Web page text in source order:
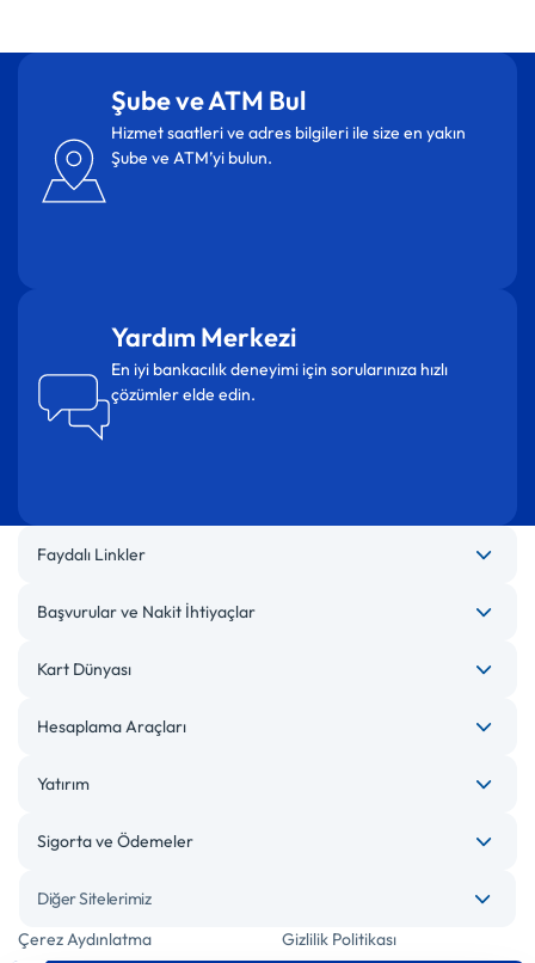
Şube ve ATM Bul
Hizmet saatleri ve adres bilgileri ile size en yakın
Şube ve ATM’yi bulun.
Yardım Merkezi
En iyi bankacılık deneyimi için sorularınıza hızlı
çözümler elde edin.
Faydalı Linkler
Başvurular ve Nakit İhtiyaçlar
Kart Dünyası
Hesaplama Araçları
Yatırım
Sigorta ve Ödemeler
Diğer Sitelerimiz
Çerez Aydınlatma
Gizlilik Politikası